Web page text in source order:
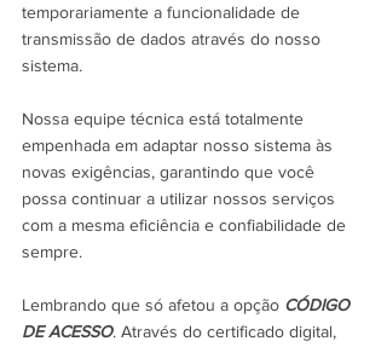
temporariamente a funcionalidade de
transmissão de dados através do nosso
sistema.
Nossa equipe técnica está totalmente
empenhada em adaptar nosso sistema às
novas exigências, garantindo que você
possa continuar a utilizar nossos serviços
com a mesma eficiência e confiabilidade de
sempre.
Lembrando que só afetou a opção CÓDIGO
DE ACESSO. Através do certificado digital,